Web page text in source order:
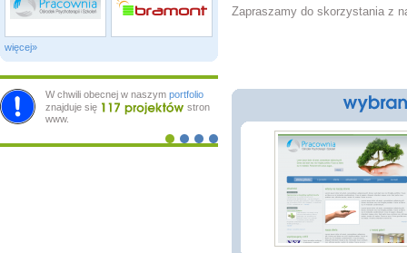
więcej»
W chwili obecnej w naszym portfolio
znajduje się
stron
www.
Zapraszamy do skorzystania z